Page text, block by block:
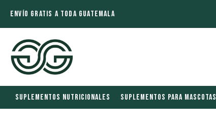
ENVÍO GRATIS A TODA GUATEMALA
SUPLEMENTOS NUTRICIONALES SUPLEMENTOS PARA MASCOTAS